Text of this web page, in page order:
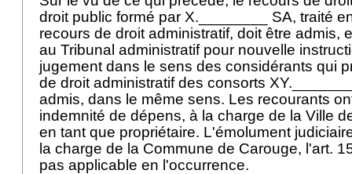
droit public formé par X.________ SA, traité
recours de droit administratif, doit être admis,
au Tribunal administratif pour nouvelle
jugement dans le sens des considérants qui
de droit administratif des consorts
admis, dans le même sens. Les recourants
indemnité de dépens, à la charge de la Ville
en tant que propriétaire. L'émolument
la charge de la Commune de Carouge, l'art.
pas applicable en l'occurrence.